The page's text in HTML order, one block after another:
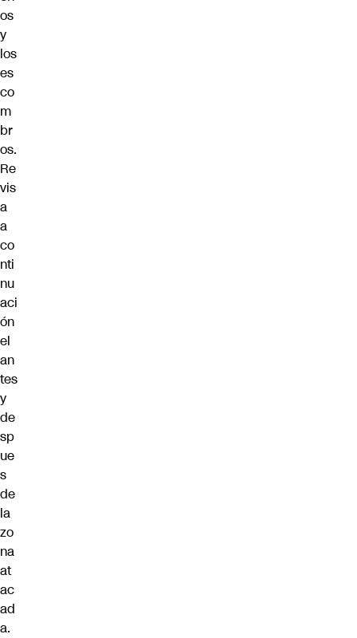
os
y
los
es
co
m
br
os.
Re
vis
a
a
co
nti
nu
aci
ón
el
an
tes
y
de
sp
ue
s
de
la
zo
na
at
ac
ad
a.